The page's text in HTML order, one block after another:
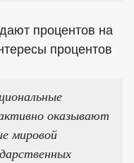
процентов на
процентов
оказывают
мировой